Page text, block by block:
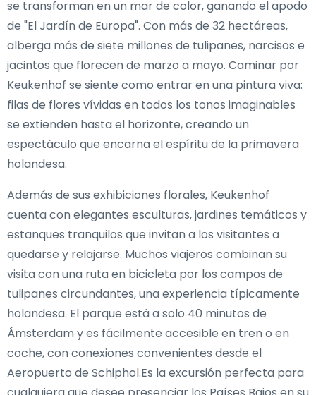
se transforman en un mar de color, ganando el apodo
de "El Jardín de Europa". Con más de 32 hectáreas,
alberga más de siete millones de tulipanes, narcisos e
jacintos que florecen de marzo a mayo. Caminar por
Keukenhof se siente como entrar en una pintura viva:
filas de flores vívidas en todos los tonos imaginables
se extienden hasta el horizonte, creando un
espectáculo que encarna el espíritu de la primavera
holandesa.
Además de sus exhibiciones florales, Keukenhof
cuenta con elegantes esculturas, jardines temáticos y
estanques tranquilos que invitan a los visitantes a
quedarse y relajarse. Muchos viajeros combinan su
visita con una ruta en bicicleta por los campos de
tulipanes circundantes, una experiencia típicamente
holandesa. El parque está a solo 40 minutos de
Ámsterdam y es fácilmente accesible en tren o en
coche, con conexiones convenientes desde el
Aeropuerto de Schiphol.Es la excursión perfecta para